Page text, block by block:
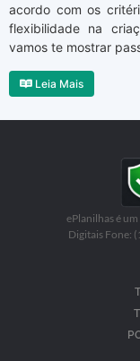
acordo com os
flexibilidade na
vamos te mostrar
Leia Mais
ePlanilhas é
Digitais Fone: